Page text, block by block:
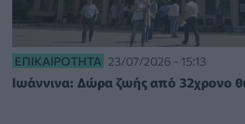
ΕΠΙΚΑΙΡΌΤΗΤΑ 23/07/2026 - 15:13
Ιωάννινα: Δώρα ζωής από 32χρονο